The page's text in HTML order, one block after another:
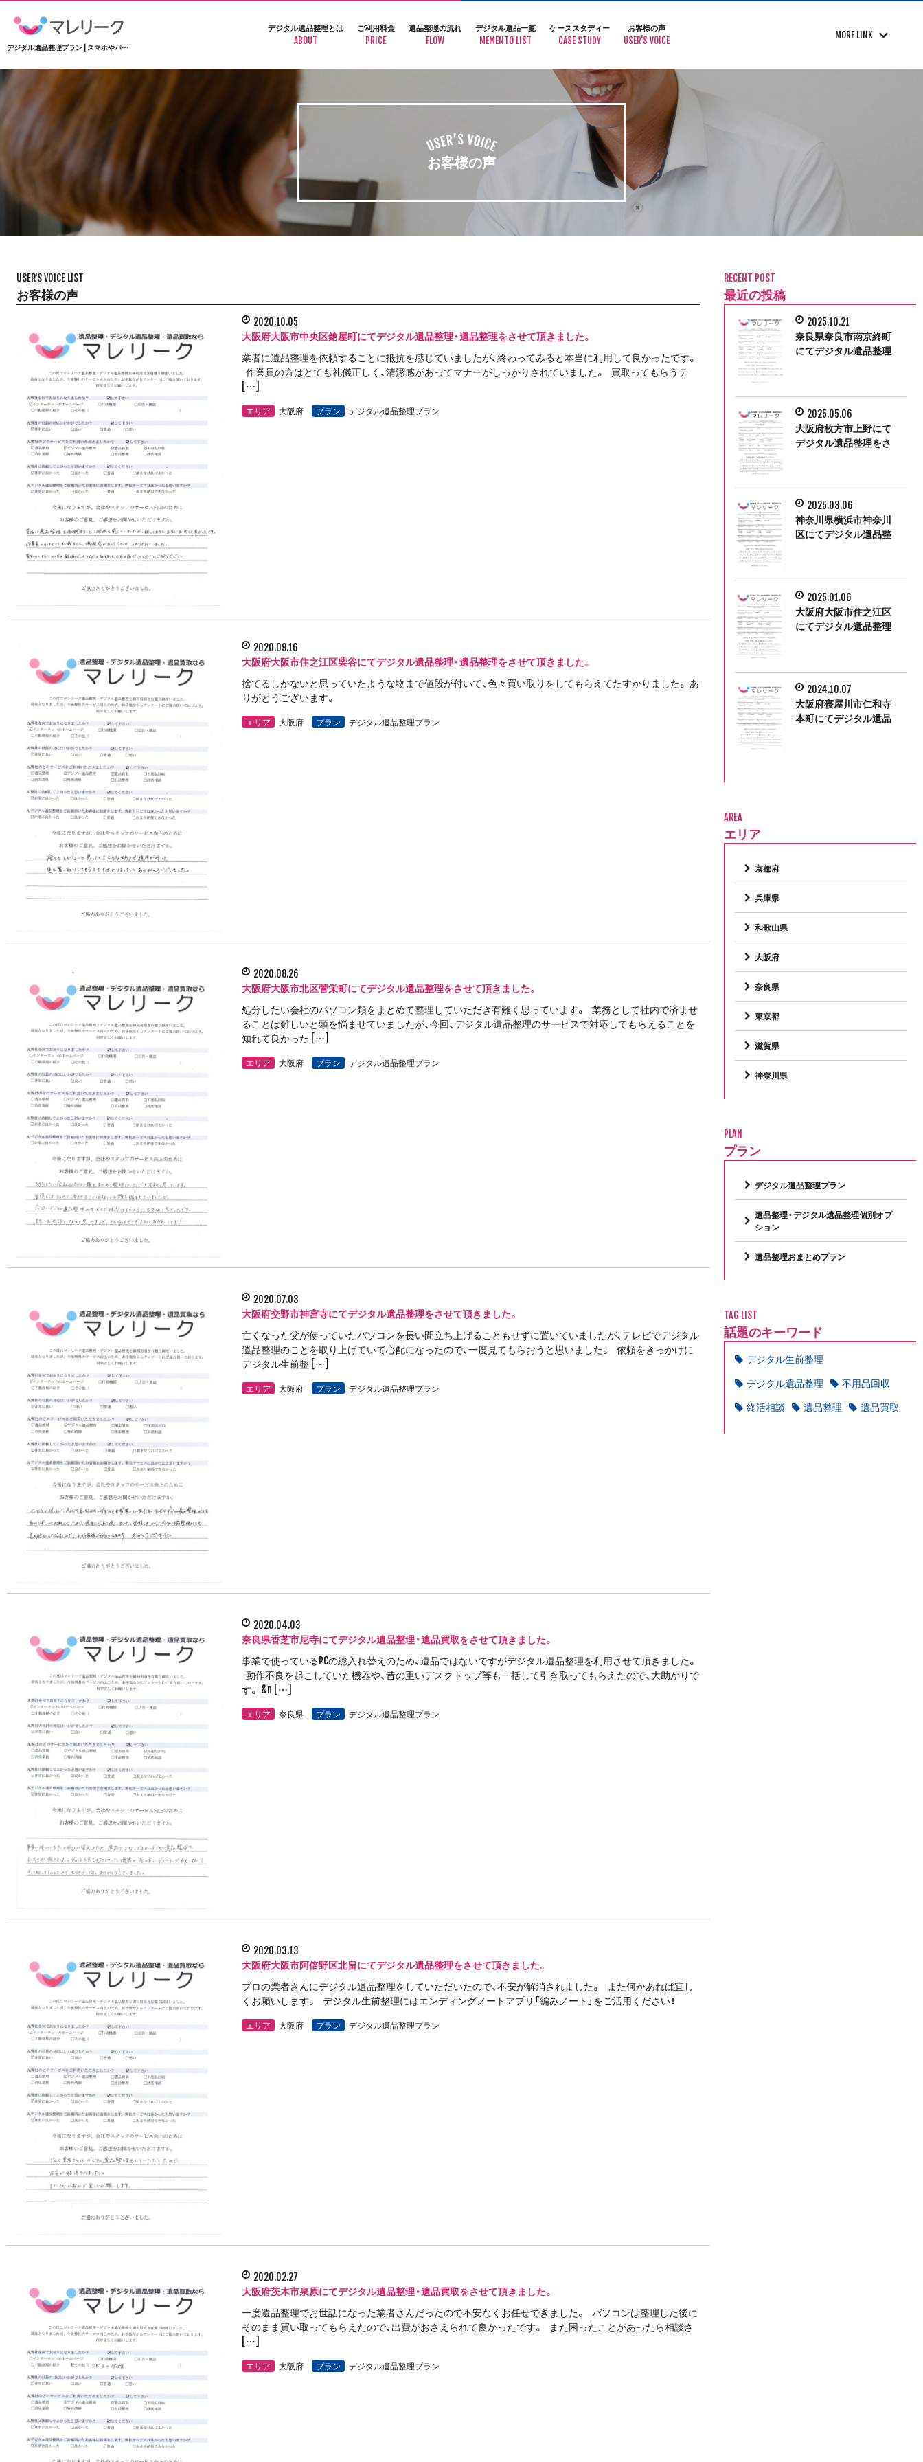
デジタル遺品整理プラン | スマホやパソコンの遺品整理なら大阪のマレリーク
デジタル遺品整理とは
ABOUT
ご利用料金
PRICE
遺品整理の流れ
FLOW
デジタル遺品一覧
MEMENTO LIST
ケーススタディー
CASE STUDY
お客様の声
USER'S VOICE MORE LINK
お客様の声
USER'S VOICE LIST
お客様の声
2020.10.05
大阪府大阪市中央区鎗屋町にてデジタル遺品整理・遺品整理をさせて頂きました。
業者に遺品整理を依頼することに抵抗を感じていましたが、終わってみると本当に利用して良かったです。
作業員の方はとても礼儀正しく、清潔感があってマナーがしっかりされていました。 買取ってもらうテ
[…]
エリア 大阪府 プラン デジタル遺品整理プラン
2020.09.16
大阪府大阪市住之江区柴谷にてデジタル遺品整理・遺品整理をさせて頂きました。
捨てるしかないと思っていたような物まで値段が付いて、色々買い取りをしてもらえてたすかりました。 あ
りがとうございます。
エリア 大阪府 プラン デジタル遺品整理プラン
2020.08.26
大阪府大阪市北区菅栄町にてデジタル遺品整理をさせて頂きました。
処分したい会社のパソコン類をまとめて整理していただき有難く思っています。 業務として社内で済ませ
ることは難しいと頭を悩ませていましたが、今回、デジタル遺品整理のサービスで対応してもらえることを
知れて良かった […]
エリア 大阪府 プラン デジタル遺品整理プラン
2020.07.03
大阪府交野市神宮寺にてデジタル遺品整理をさせて頂きました。
亡くなった父が使っていたパソコンを長い間立ち上げることもせずに置いていましたが、テレビでデジタル
遺品整理のことを取り上げていて心配になったので、一度見てもらおうと思いました。 依頼をきっかけに
デジタル生前整 […]
エリア 大阪府 プラン デジタル遺品整理プラン
2020.04.03
奈良県香芝市尼寺にてデジタル遺品整理・遺品買取をさせて頂きました。
事業で使っているPCの総入れ替えのため、遺品ではないですがデジタル遺品整理を利用させて頂きました。
動作不良を起こしていた機器や、昔の重いデスクトップ等も一括して引き取ってもらえたので、大助かりで
す。 &n […]
エリア 奈良県 プラン デジタル遺品整理プラン
2020.03.13
大阪府大阪市阿倍野区北畠にてデジタル遺品整理をさせて頂きました。
プロの業者さんにデジタル遺品整理をしていただいたので、不安が解消されました。 また何かあれば宜し
くお願いします。 デジタル生前整理にはエンディングノートアプリ「編みノート」をご活用ください！
エリア 大阪府 プラン デジタル遺品整理プラン
2020.02.27
大阪府茨木市泉原にてデジタル遺品整理・遺品買取をさせて頂きました。
一度遺品整理でお世話になった業者さんだったので不安なくお任せできました。 パソコンは整理した後に
そのまま買い取ってもらえたので、出費がおさえられて良かったです。 また困ったことがあったら相談さ
[…]
エリア 大阪府 プラン デジタル遺品整理プラン
RECENT POST
最近の投稿
2025.10.21
奈良県奈良市南京終町
にてデジタル遺品整理
2025.05.06
大阪府枚方市上野にて
デジタル遺品整理をさ
2025.03.06
神奈川県横浜市神奈川
区にてデジタル遺品整
2025.01.06
大阪府大阪市住之江区
にてデジタル遺品整理
2024.10.07
大阪府寝屋川市仁和寺
本町にてデジタル遺品
AREA
エリア
京都府
兵庫県
和歌山県
大阪府
奈良県
東京都
滋賀県
神奈川県
PLAN
プラン
デジタル遺品整理プラン
遺品整理・デジタル遺品整理個別オプ
ション
遺品整理おまとめプラン
TAG LIST
話題のキーワード
デジタル生前整理
デジタル遺品整理
不用品回収
終活相談
遺品整理 遺品買取